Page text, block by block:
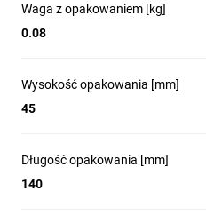
Waga z opakowaniem [kg]
0.08
Wysokość opakowania [mm]
45
Długość opakowania [mm]
140